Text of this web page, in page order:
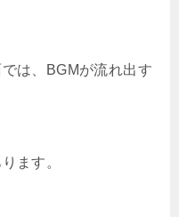
は、BGMが流れ出す
ます。